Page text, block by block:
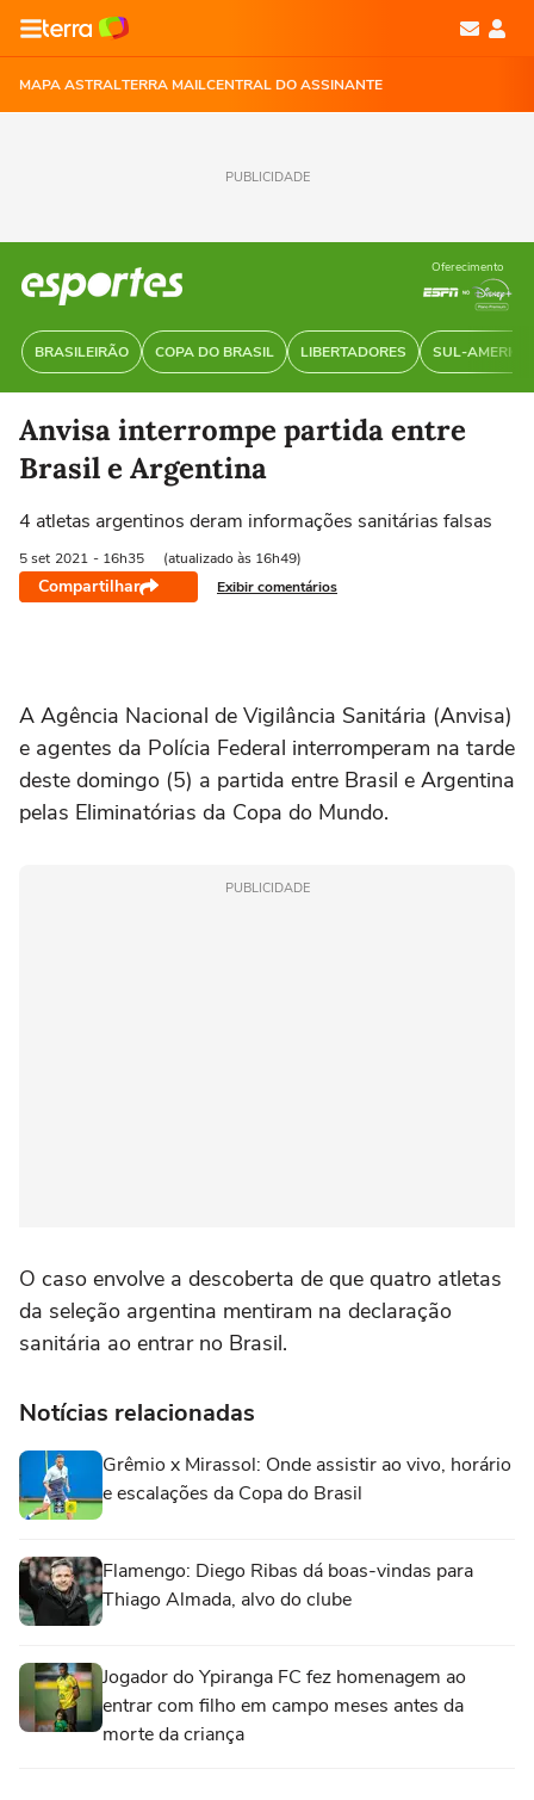
MAPA ASTRALTERRA MAILCENTRAL DO ASSINANTE
PUBLICIDADE
BRASILEIRÃO COPA DO BRASIL LIBERTADORES SUL-
Oferecimento
Anvisa interrompe partida entre
Brasil e Argentina
4 atletas argentinos deram informações sanitárias falsas
5 set 2021 - 16h35 (atualizado às 16h49)
Compartilhar Exibir comentários
A Agência Nacional de Vigilância Sanitária (Anvisa)
e agentes da Polícia Federal interromperam na tarde
deste domingo (5) a partida entre Brasil e Argentina
pelas Eliminatórias da Copa do Mundo.
PUBLICIDADE
O caso envolve a descoberta de que quatro atletas
da seleção argentina mentiram na declaração
sanitária ao entrar no Brasil.
Notícias relacionadas
Grêmio x Mirassol: Onde assistir ao vivo, horário
e escalações da Copa do Brasil
Flamengo: Diego Ribas dá boas-vindas para
Thiago Almada, alvo do clube
Jogador do Ypiranga FC fez homenagem ao
entrar com filho em campo meses antes da
morte da criança